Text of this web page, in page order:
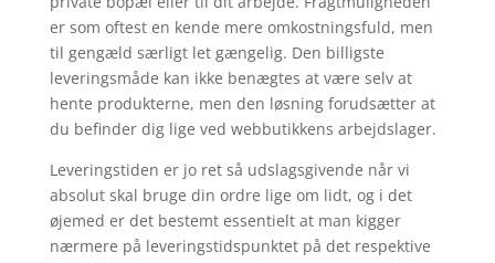
er som oftest en kende mere omkostningsfuld, men
til gengæld særligt let gængelig. Den billigste
leveringsmåde kan ikke benægtes at være selv at
hente produkterne, men den løsning forudsætter at
du befinder dig lige ved webbutikkens arbejdslager.
Leveringstiden er jo ret så udslagsgivende når vi
absolut skal bruge din ordre lige om lidt, og i det
øjemed er det bestemt essentielt at man kigger
nærmere på leveringstidspunktet på det respektive